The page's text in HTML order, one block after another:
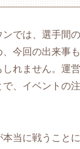
では、選手間
今回の出来事
れません。運
で、イベントの
本当に戦うこと